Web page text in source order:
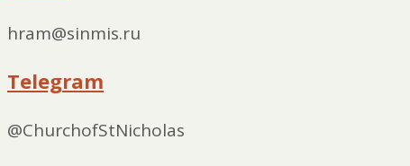
hram@sinmis.ru
Telegram
@ChurchofStNicholas